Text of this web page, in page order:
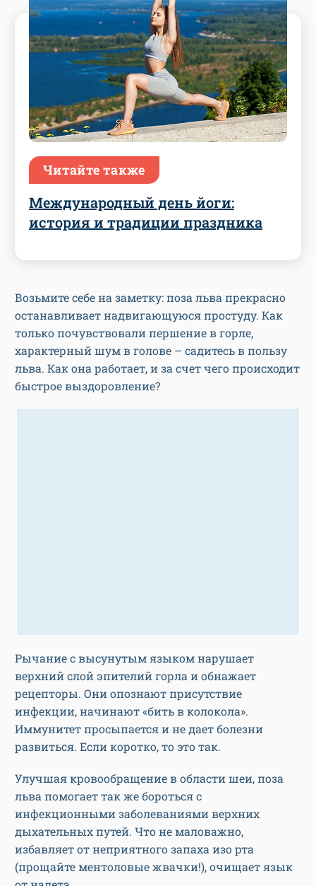
Читайте также
Международный день йоги:
история и традиции праздника
Возьмите себе на заметку: поза льва прекрасно
останавливает надвигающуюся простуду. Как
только почувствовали першение в горле,
характерный шум в голове – садитесь в пользу
льва. Как она работает, и за счет чего происходит
быстрое выздоровление?
Рычание с высунутым языком нарушает
верхний слой эпителий горла и обнажает
рецепторы. Они опознают присутствие
инфекции, начинают «бить в колокола».
Иммунитет просыпается и не дает болезни
развиться. Если коротко, то это так.
Улучшая кровообращение в области шеи, поза
льва помогает так же бороться с
инфекционными заболеваниями верхних
дыхательных путей. Что не маловажно,
избавляет от неприятного запаха изо рта
(прощайте ментоловые жвачки!), очищает язык